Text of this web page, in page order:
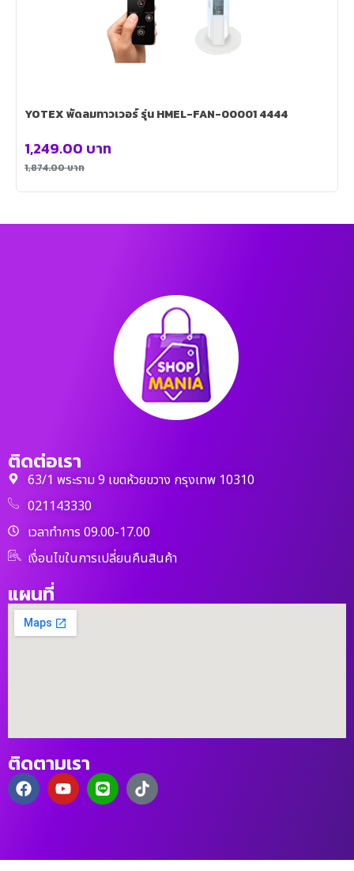
YOTEX พัดลมทาวเวอร์ รุ่น HMEL-FAN-00001 4444
1,874.00บาท
1,249.00 บาท
ติดต่อเรา
63/1 พระราม 9 เขตห้วยขวาง กรุงเทพ 10310
021143330
เวลาทำการ 09.00-17.00
เงื่อนไขในการเปลี่ยนคืนสินค้า
แผนที่
ติดตามเรา